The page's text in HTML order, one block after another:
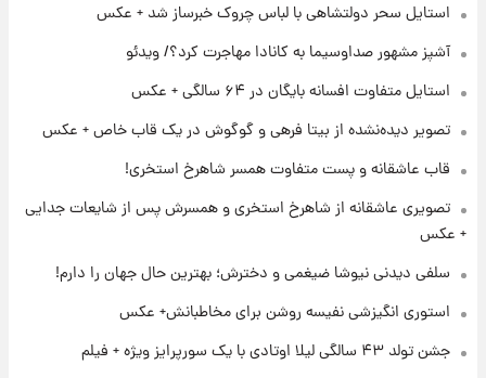
۲۳ ساعت پیش
برای اولین بار؛ انتشار تصاویری از رهبر جدید
انقلاب/ویدیو
تصاویر عمامه بستن به شیوه خاتمی/ویدیو
استایل سحر دولتشاهی با لباس چروک خبرساز شد + عکس
آشپز مشهور صداوسیما به کانادا مهاجرت کرد؟/ ویدئو
استایل متفاوت افسانه بایگان در ۶۴ سالگی + عکس
تصویر دیده‌نشده از بیتا فرهی و گوگوش در یک قاب خاص + عکس
قاب عاشقانه و پست متفاوت همسر شاهرخ استخری!
تصویری عاشقانه از شاهرخ استخری و همسرش پس از شایعات جدایی
+ عکس
سلفی دیدنی نیوشا ضیغمی و دخترش؛ بهترین حال جهان را دارم!
استوری انگیزشی نفیسه روشن برای مخاطبانش+ عکس
جشن تولد ۴۳ سالگی لیلا اوتادی با یک سورپرایز ویژه + فیلم